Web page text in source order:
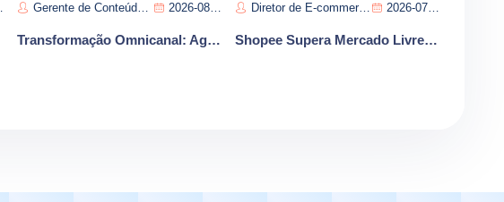
Gerente de Conteúdo-Rodrigo Almeida 2026-08-05
Transformação Omnicanal: Agentes de IA no Varejo 2026
Diretor de E-commerce-João Silva 2026-07-14
Shopee Supera Mercado Livre em Satisfacao no Brasil E-commerce Cresce 9 por Cento em 2026